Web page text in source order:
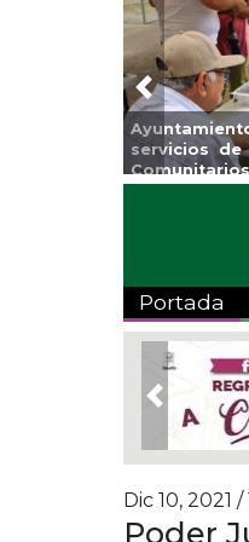
Reabrirá
Alberca
Centro
Previous
Portada
Previous
Dic 10, 2021 /
Poder